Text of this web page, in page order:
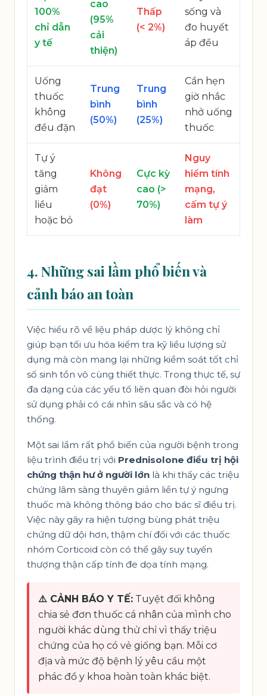
100%
chỉ dẫn
y tế
cao
(95%
cải
thiện)
Thấp
(< 2%)
sống và
đo huyết
áp đều
Uống
thuốc
không
đều đặn
Trung
bình
(50%)
Trung
bình
(25%)
Cần hẹn
giờ nhắc
nhở uống
thuốc
Tự ý
tăng
giảm
liều
hoặc bỏ
Không
đạt
(0%)
Cực kỳ
cao (>
70%)
Nguy
hiểm tính
mạng,
cấm tự ý
làm
4. Những sai lầm phổ biến và
cảnh báo an toàn
Việc hiểu rõ về liệu pháp dược lý không chỉ
giúp bạn tối ưu hóa kiểm tra kỹ liều lượng sử
dụng mà còn mang lại những kiểm soát tốt chỉ
số sinh tồn vô cùng thiết thực. Trong thực tế, sự
đa dạng của các yếu tố liên quan đòi hỏi người
sử dụng phải có cái nhìn sâu sắc và có hệ
thống.
Một sai lầm rất phổ biến của người bệnh trong
liệu trình điều trị với Prednisolone điều trị hội
chứng thận hư ở người lớn là khi thấy các triệu
chứng lâm sàng thuyên giảm liền tự ý ngưng
thuốc mà không thông báo cho bác sĩ điều trị.
Việc này gây ra hiện tượng bùng phát triệu
chứng dữ dội hơn, thậm chí đối với các thuốc
nhóm Corticoid còn có thể gây suy tuyến
thượng thận cấp tính đe dọa tính mạng.
⚠️ CẢNH BÁO Y TẾ: Tuyệt đối không
chia sẻ đơn thuốc cá nhân của mình cho
người khác dùng thử chỉ vì thấy triệu
chứng của họ có vẻ giống bạn. Mỗi cơ
địa và mức độ bệnh lý yêu cầu một
phác đồ y khoa hoàn toàn khác biệt.